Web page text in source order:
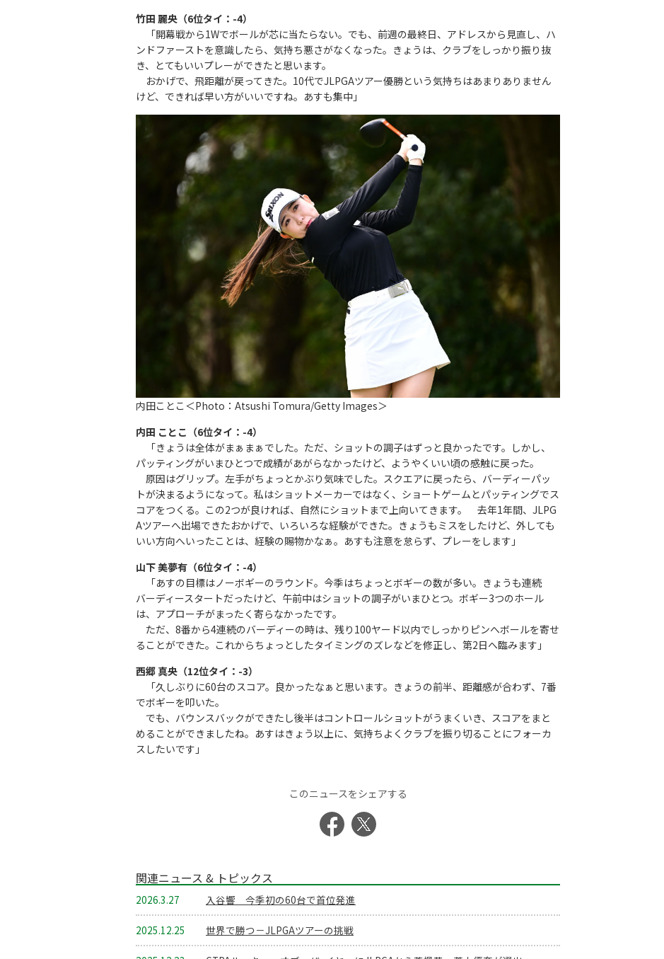
竹田 麗央（6位タイ：-4）
「開幕戦から1Wでボールが芯に当たらない。でも、前週の最終日、アドレスから見直し、ハ
ンドファーストを意識したら、気持ち悪さがなくなった。きょうは、クラブをしっかり振り抜
き、とてもいいプレーができたと思います。
おかげで、飛距離が戻ってきた。10代でJLPGAツアー優勝という気持ちはあまりありません
けど、できれば早い方がいいですね。あすも集中」
内田ことこ＜Photo：Atsushi Tomura/Getty Images＞
内田 ことこ（6位タイ：-4）
「きょうは全体がまぁまぁでした。ただ、ショットの調子はずっと良かったです。しかし、
パッティングがいまひとつで成績があがらなかったけど、ようやくいい頃の感触に戻った。
原因はグリップ。左手がちょっとかぶり気味でした。スクエアに戻ったら、バーディーパッ
トが決まるようになって。私はショットメーカーではなく、ショートゲームとパッティングでス
コアをつくる。この2つが良ければ、自然にショットまで上向いてきます。 去年1年間、JLPG
Aツアーへ出場できたおかげで、いろいろな経験ができた。きょうもミスをしたけど、外しても
いい方向へいったことは、経験の賜物かなぁ。あすも注意を怠らず、プレーをします」
山下 美夢有（6位タイ：-4）
「あすの目標はノーボギーのラウンド。今季はちょっとボギーの数が多い。きょうも連続
バーディースタートだったけど、午前中はショットの調子がいまひとつ。ボギー3つのホール
は、アプローチがまったく寄らなかったです。
ただ、8番から4連続のバーディーの時は、残り100ヤード以内でしっかりピンへボールを寄せ
ることができた。これからちょっとしたタイミングのズレなどを修正し、第2日へ臨みます」
西郷 真央（12位タイ：-3）
「久しぶりに60台のスコア。良かったなぁと思います。きょうの前半、距離感が合わず、7番
でボギーを叩いた。
でも、バウンスバックができたし後半はコントロールショットがうまくいき、スコアをまと
めることができましたね。あすはきょう以上に、気持ちよくクラブを振り切ることにフォーカ
スしたいです」
このニュースをシェアする
関連ニュース & トピックス
2026.3.27 入谷響 今季初の60台で首位発進
2025.12.25 世界で勝つ－JLPGAツアーの挑戦